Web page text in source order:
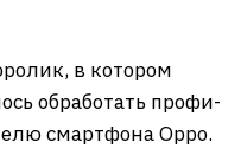
в котором
обработать профи-
смартфона Oppo.